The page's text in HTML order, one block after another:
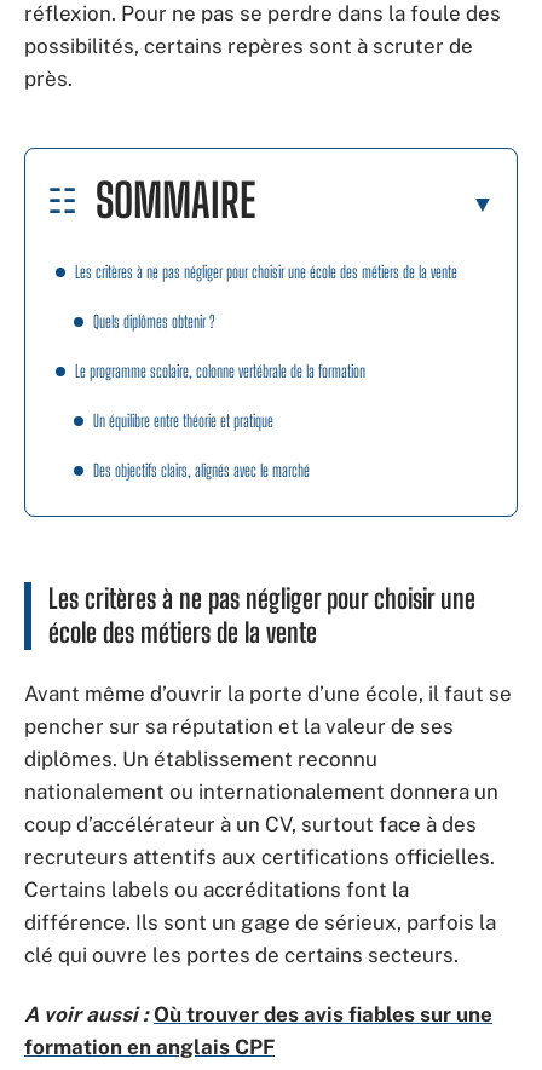
réflexion. Pour ne pas se perdre dans la foule des
possibilités, certains repères sont à scruter de
près.
SOMMAIRE
Les critères à ne pas négliger pour choisir une école des métiers de la vente
Quels diplômes obtenir ?
Le programme scolaire, colonne vertébrale de la formation
Un équilibre entre théorie et pratique
Des objectifs clairs, alignés avec le marché
Les critères à ne pas négliger pour choisir une
école des métiers de la vente
Avant même d’ouvrir la porte d’une école, il faut se
pencher sur sa réputation et la valeur de ses
diplômes. Un établissement reconnu
nationalement ou internationalement donnera un
coup d’accélérateur à un CV, surtout face à des
recruteurs attentifs aux certifications officielles.
Certains labels ou accréditations font la
différence. Ils sont un gage de sérieux, parfois la
clé qui ouvre les portes de certains secteurs.
A voir aussi : Où trouver des avis fiables sur une
formation en anglais CPF